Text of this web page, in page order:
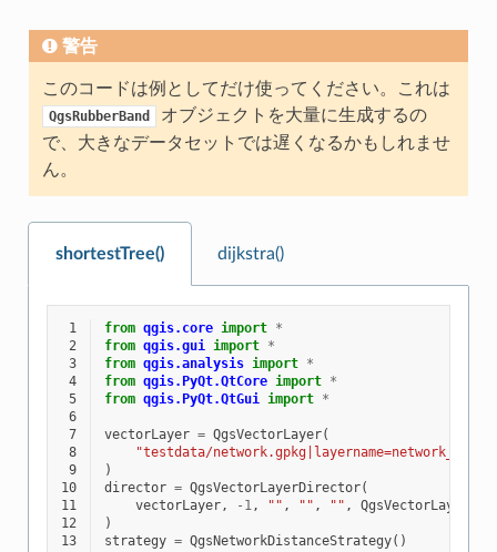
警告
このコードは例としてだけ使ってください。これは
QgsRubberBand
オブジェクトを大量に生成するの
で、大きなデータセットでは遅くなるかもしれませ
ん。
shortestTree() dijkstra()
1 from qgis.core import *
2
from qgis.gui import *
3
from qgis.analysis import *
4
from qgis.PyQt.QtCore import *
5
from qgis.PyQt.QtGui import *
6
7
vectorLayer = QgsVectorLayer(
8
"testdata/
9
)
10
director = QgsVectorLayerDirector(
11
vectorLayer, - 1, "" , "" , "" ,
12
)
13
strategy = QgsNetworkDistanceStrategy()